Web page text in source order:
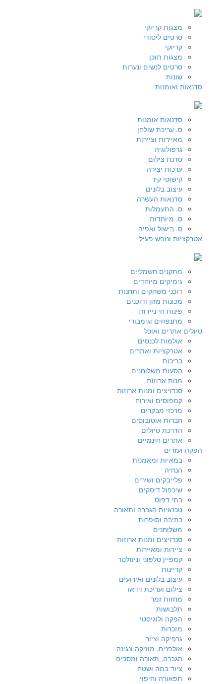
מצגות קריוקי
סרטים ליסודי
קריוקי
מצגות תוכן
סרטים לנשים ונערות
שונות
סדנאות ואומנות
סדנאות אומנות
ס. עריכת שולחן
מאיירות וציירות
גרפולוגיה
סדנת צילום
ערכות יצירה
קישוטי קיר
עיצוב בלונים
סדנאות העשרה
ס. התעמלות
ס. מיוחדות
ס. בישול ואפיה
אטרקציות ונופש פעיל
מתקנים חשמליים
גימיקים מיוחדים
דוכני משחקים ותחנות
מכונות מזון ודוכנים
פינות חי ניידות
מתנפחים וגימבורי
טיולים אתרים ואוכל
אולמות לכנסים
אטרקציות ואתרים
בריכות
הסעות משלוחנים
מנות ארוזות
סנדויצים ומנות ארוזות
קמפוסים ואירוח
מרכזי מבקרים
חברות אוטובוסים
הדרכת טיולים
אתרים חינמיים
הפקה ועזרים
במאיות ומאמנות
הנחיה
פלייבקים ושירים
שיכפול דיסקים
בתי דפוס
טכנאיות הגברה ותאורה
כתיבה וסופרות
משלוחנים
סנדויצים ומנות ארוזות
ציירות ומאיירות
קמפיין טלפוני וניוזלטר
קריינות
עיצוב בלונים ואירועים
צילום ועריכת וידאו
מחזות זמר
תלבושות
הפקה ולוגיסטי
מזכרות
גרפיקה וציור
אולפנים, מוזיקה ונגינה
הגברה, תאורה ומסכים
ציוד במה ושטח
תפאורה וחיפוי